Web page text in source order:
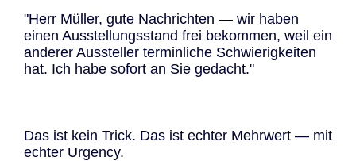
"Herr Müller, gute Nachrichten — wir haben
einen Ausstellungsstand frei bekommen, weil ein
anderer Aussteller terminliche Schwierigkeiten
hat. Ich habe sofort an Sie gedacht."
Das ist kein Trick. Das ist echter Mehrwert — mit
echter Urgency.